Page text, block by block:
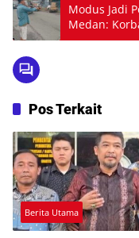
Modus Jadi
Medan:
Pelaku
Pos Terkait
Berita Utama